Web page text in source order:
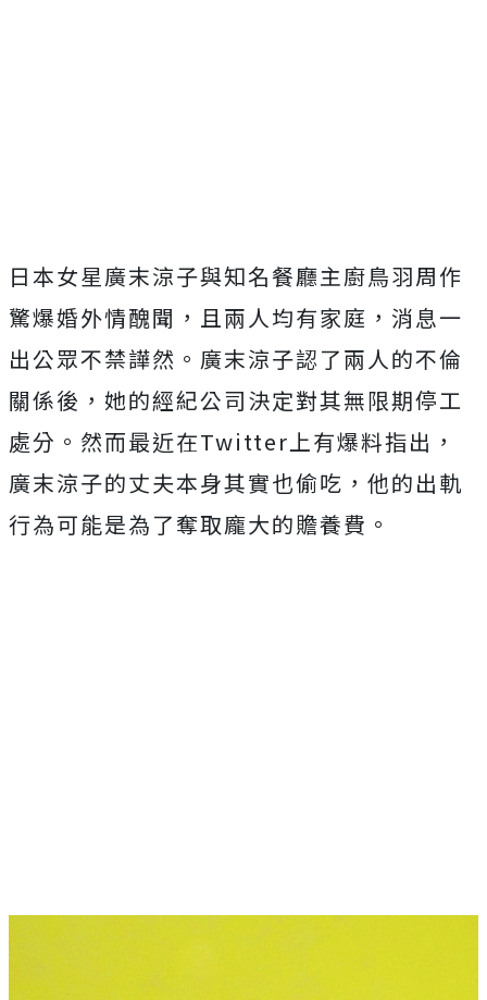
日本女星廣末涼子與知名餐廳主廚鳥羽周作
驚爆婚外情醜聞，且兩人均有家庭，消息一
出公眾不禁譁然。廣末涼子認了兩人的不倫
關係後，她的經紀公司決定對其無限期停工
處分。然而最近在Twitter上有爆料指出，
廣末涼子的丈夫本身其實也偷吃，他的出軌
行為可能是為了奪取龐大的贍養費。